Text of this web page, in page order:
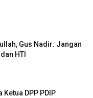
Gus Nadir: Jangan
HTI
DPP PDIP